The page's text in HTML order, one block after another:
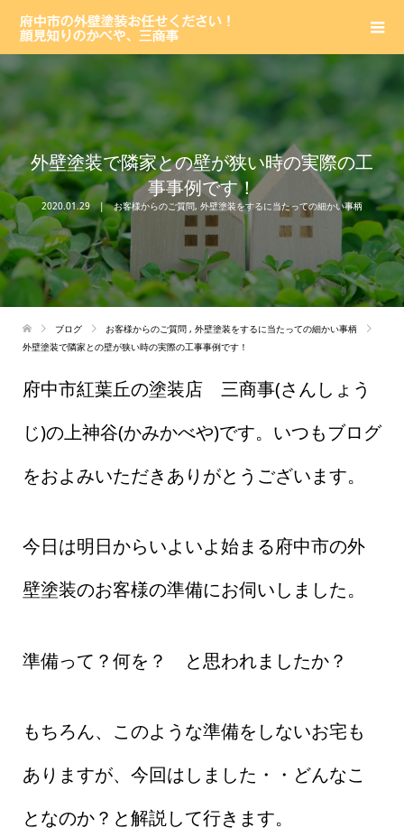
外壁塗装で隣家との壁が狭い時の実際の工
事事例です！
2020.01.29 お客様からのご質問, 外壁塗装をするに当たっての細かい事柄
ブログ お客様からのご質問 , 外壁塗装をするに当たっての細かい事柄
外壁塗装で隣家との壁が狭い時の実際の工事事例です！
府中市紅葉丘の塗装店 三商事(さんしょう
じ)の上神谷(かみかべや)です。いつもブログ
をおよみいただきありがとうございます。
今日は明日からいよいよ始まる府中市の外
壁塗装のお客様の準備にお伺いしました。
準備って？何を？ と思われましたか？
もちろん、このような準備をしないお宅も
ありますが、今回はしました・・どんなこ
となのか？と解説して行きます。